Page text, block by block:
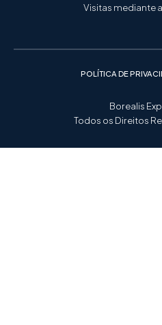
Visitas mediante
POLÍTICA DE
Borealis
Todos os Direitos